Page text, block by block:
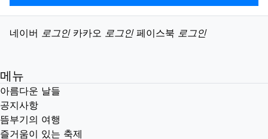
소셜계정으로 로그인
네이버 로그인 카카오 로그인 페이스북 로그인
메뉴
아름다운 날들
공지사항
뜸부기의 여행
즐거움이 있는 축제